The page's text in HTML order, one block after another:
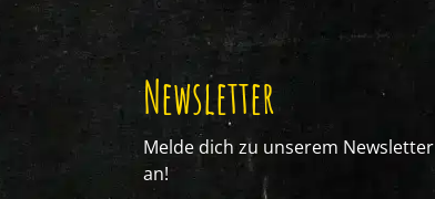
Newsletter
Melde dich zu unserem Newsletter
an!